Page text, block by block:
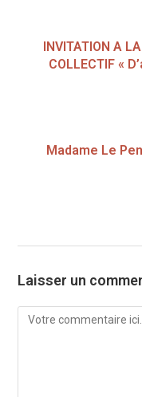
INVITATION A
COLLECTIF «
Madame Le
Laisser un
Comment